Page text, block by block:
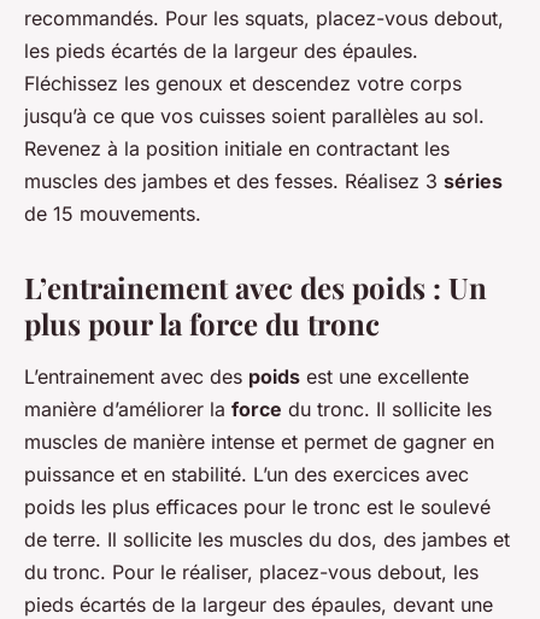
recommandés. Pour les squats, placez-vous debout,
les pieds écartés de la largeur des épaules.
Fléchissez les genoux et descendez votre corps
jusqu’à ce que vos cuisses soient parallèles au sol.
Revenez à la position initiale en contractant les
muscles des jambes et des fesses. Réalisez 3 séries
de 15 mouvements.
L’entrainement avec des poids : Un
plus pour la force du tronc
L’entrainement avec des poids est une excellente
manière d’améliorer la force du tronc. Il sollicite les
muscles de manière intense et permet de gagner en
puissance et en stabilité. L’un des exercices avec
poids les plus efficaces pour le tronc est le soulevé
de terre. Il sollicite les muscles du dos, des jambes et
du tronc. Pour le réaliser, placez-vous debout, les
pieds écartés de la largeur des épaules, devant une